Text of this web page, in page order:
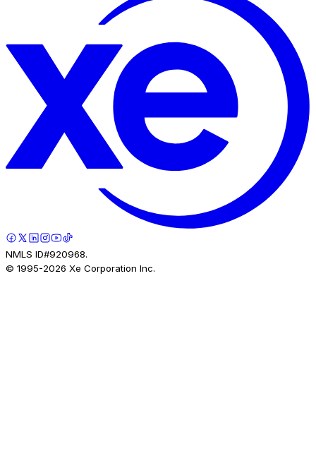
NMLS ID#920968.
© 1995-2026 Xe Corporation Inc.